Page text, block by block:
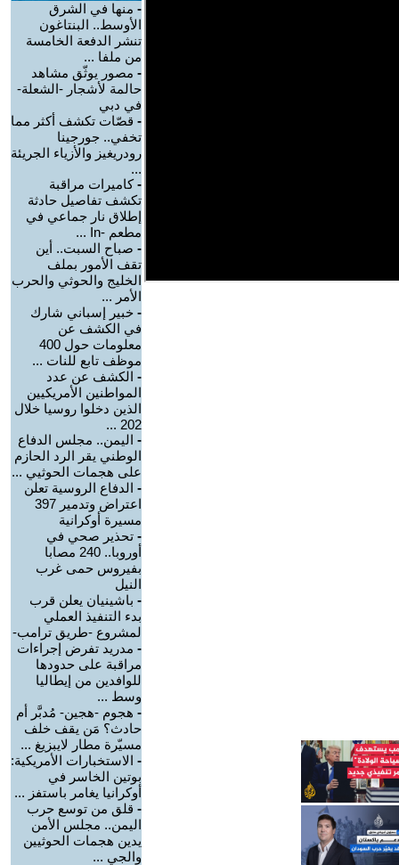
- منها في الشرق
الأوسط.. البنتاغون
تنشر الدفعة الخامسة
من ملفا ...
- مصور يوثّق مشاهد
حالمة لأشجار -الشعلة-
في دبي
- قصّات تكشف أكثر مما
تخفي.. جورجينا
رودريغيز والأزياء الجريئة
...
-كاميرات مراقبة
تكشف تفاصيل حادثة
إطلاق نار جماعي في
مطعم -In ...
- صباح السبت.. أين
تقف الأمور بملف
الخليج والحوثي والحرب
الأمر ...
- خبير إسباني شارك
في الكشف عن
معلومات حول 400
موظف تابع للنات ...
- الكشف عن عدد
المواطنين الأمريكيين
الذين دخلوا روسيا خلال
202 ...
- اليمن.. مجلس الدفاع
الوطني يقر الرد الحازم
على هجمات الحوثيي ...
- الدفاع الروسية تعلن
اعتراض وتدمير 397
مسيرة أوكرانية
- تحذير صحي في
أوروبا.. 240 مصابا
بفيروس حمى غرب
النيل
- باشينيان يعلن قرب
بدء التنفيذ العملي
لمشروع -طريق ترامب-
- مدريد تفرض إجراءات
مراقبة على حدودها
للوافدين من إيطاليا
وسط ...
- هجوم -هجين- مُدبَّر أم
حادث؟ مَن يقف خلف
مسيّرة مطار لايبزيغ ...
- الاستخبارات الأمريكية:
بوتين الخاسر في
أوكرانيا يغامر باستفز ...
- قلق من توسع حرب
اليمن.. مجلس الأمن
يدين هجمات الحوثيين
والجي ...